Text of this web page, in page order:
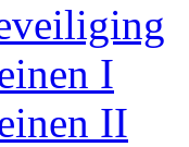
I
II